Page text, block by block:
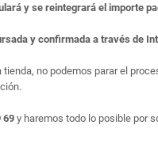
y se reintegrará el importe
y confirmada a través de
no podemos parar el
69y haremos todo lo posible por